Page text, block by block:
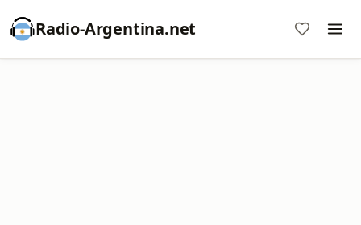
Radio-Argentina.net